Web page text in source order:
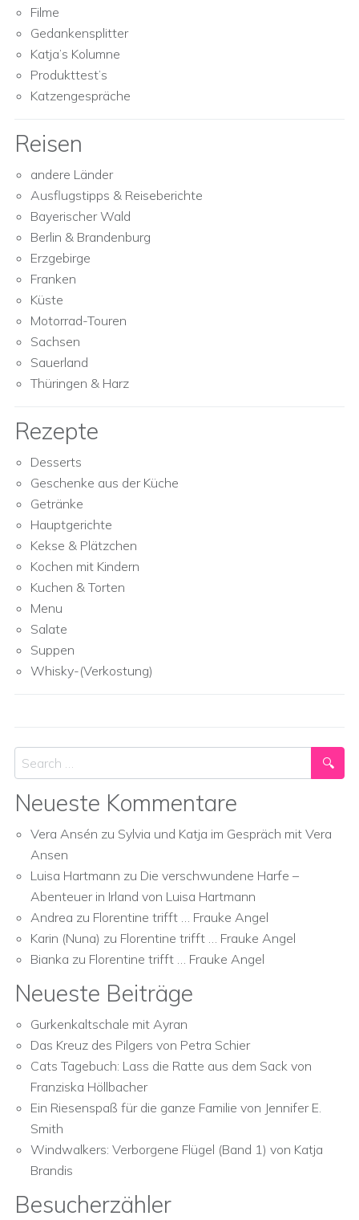
Filme
Gedankensplitter
Katja’s Kolumne
Produkttest’s
Katzengespräche
Reisen
andere Länder
Ausflugstipps & Reiseberichte
Bayerischer Wald
Berlin & Brandenburg
Erzgebirge
Franken
Küste
Motorrad-Touren
Sachsen
Sauerland
Thüringen & Harz
Rezepte
Desserts
Geschenke aus der Küche
Getränke
Hauptgerichte
Kekse & Plätzchen
Kochen mit Kindern
Kuchen & Torten
Menu
Salate
Suppen
Whisky-(Verkostung)
Search
Neueste Kommentare
Vera Ansén zu Sylvia und Katja im Gespräch mit Vera
Ansen
Luisa Hartmann zu Die verschwundene Harfe –
Abenteuer in Irland von Luisa Hartmann
Andrea zu Florentine trifft … Frauke Angel
Karin (Nuna) zu Florentine trifft … Frauke Angel
Bianka zu Florentine trifft … Frauke Angel
Neueste Beiträge
Gurkenkaltschale mit Ayran
Das Kreuz des Pilgers von Petra Schier
Cats Tagebuch: Lass die Ratte aus dem Sack von
Franziska Höllbacher
Ein Riesenspaß für die ganze Familie von Jennifer E.
Smith
Windwalkers: Verborgene Flügel (Band 1) von Katja
Brandis
Besucherzähler